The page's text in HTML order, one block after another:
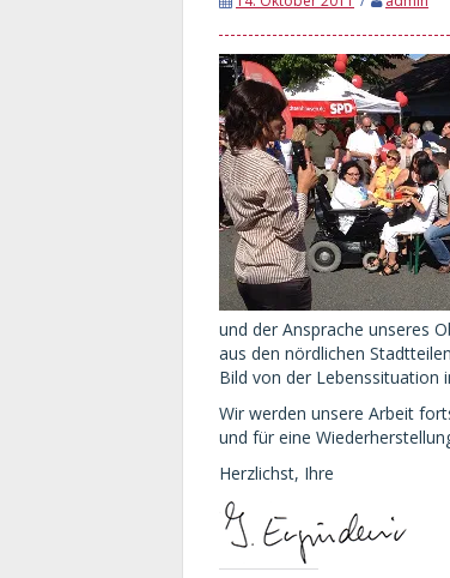
und der Ansprache unseres
aus den nördlichen
Bild von der Lebenssituation
Wir werden unsere Arbeit
und für eine
Herzlichst, Ihre